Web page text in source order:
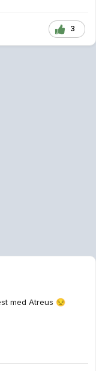
3
med Atreus 😒